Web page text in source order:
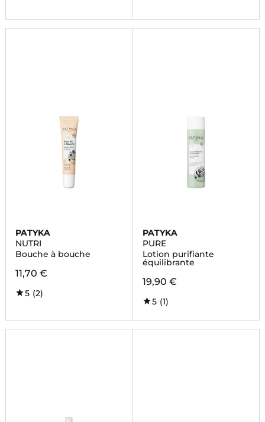
PATYKA
NUTRI
Bouche à bouche
11,70 €
5 (2)
PATYKA
PURE
Lotion purifiante
équilibrante
19,90 €
5 (1)